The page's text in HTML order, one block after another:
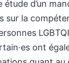
étude d’un
sur la
ont